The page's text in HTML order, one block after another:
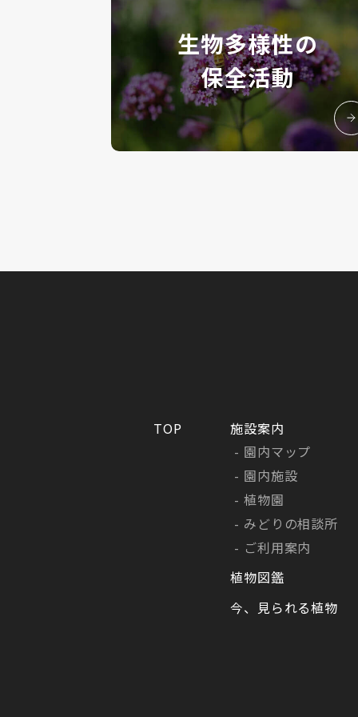
生物多様性の
保全活動
TOP
施設案内
園内マップ
園内施設
植物園
みどりの相談所
ご利用案内
植物図鑑
今、見られる植物